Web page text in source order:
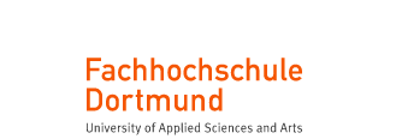
Dortmund
-
Sprache